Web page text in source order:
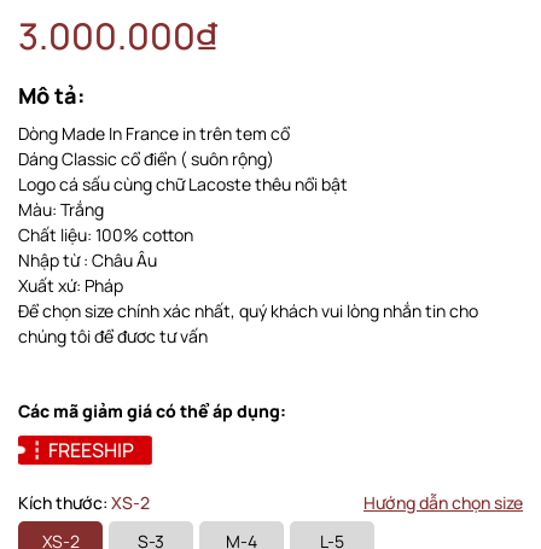
3.000.000₫
Mô tả:
Dòng Made In France in trên tem cổ
Dáng Classic cổ điển ( suôn rộng)
Logo cá sấu cùng chữ Lacoste thêu nổi bật
Màu: Trắng
Chất liệu: 100% cotton
Nhập từ : Châu Âu
Xuất xứ: Pháp
Để chọn size chính xác nhất, quý khách vui lòng nhắn tin cho
chúng tôi để đươc tư vấn
Các mã giảm giá có thể áp dụng:
FREESHIP
Kích thước: XS-2
Hướng dẫn chọn size
XS-2
S-3 M-4
L-5